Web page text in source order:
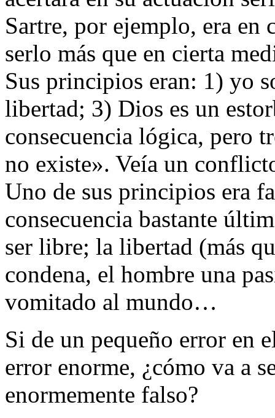
Sartre, por ejemplo, era en
serlo más que en cierta
Sus principios eran: 1) yo
libertad; 3) Dios es un
consecuencia lógica, pero
no existe». Veía un
Uno de sus principios era
consecuencia bastante
ser libre; la libertad (más
condena, el hombre una
vomitado al mundo…
Si de un pequeño error en
error enorme, ¿cómo va a
enormemente falso?